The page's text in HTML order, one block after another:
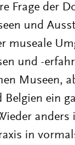
Frage der
und
museale
und -
Museen,
Belgien ein
anders
in